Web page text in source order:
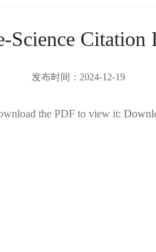
Science
发布时间：2024-12-19
the PDF to view it: